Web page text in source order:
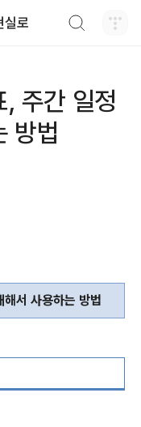
실로
, 주간 일정
방법
해서 사용하는 방법